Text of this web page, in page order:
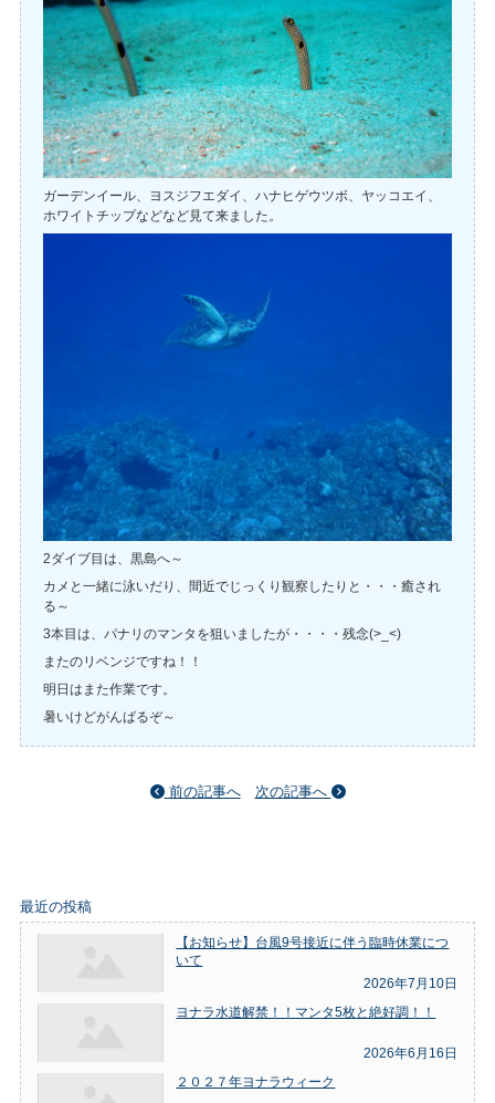
ガーデンイール、ヨスジフエダイ、ハナヒゲウツボ、ヤッコエイ、
ホワイトチップなどなど見て来ました。
2ダイブ目は、黒島へ～
カメと一緒に泳いだり、間近でじっくり観察したりと・・・癒され
る～
3本目は、パナリのマンタを狙いましたが・・・・残念(>_<)
またのリベンジですね！！
明日はまた作業です。
暑いけどがんばるぞ～
前の記事へ 次の記事へ
最近の投稿
【お知らせ】台風9号接近に伴う臨時休業につ
いて
2026年7月10日
ヨナラ水道解禁！！マンタ5枚と絶好調！！
2026年6月16日
２０２７年ヨナラウィーク